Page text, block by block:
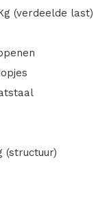
(verdeelde last)
(structuur)